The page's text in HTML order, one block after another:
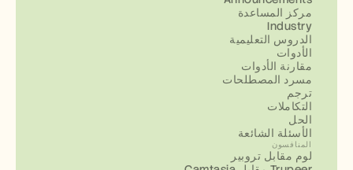
مركز المساعدة
Industry
الدروس التعليمية
الأدوات
مقارنة الأدوات
مسرد المصطلحات
ترجم
التكاملات
الحل
الأسئلة الشائعة
المنافسون
لوم مقابل تروبير